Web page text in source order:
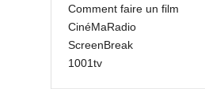
Comment faire un film
CinéMaRadio
ScreenBreak
1001tv